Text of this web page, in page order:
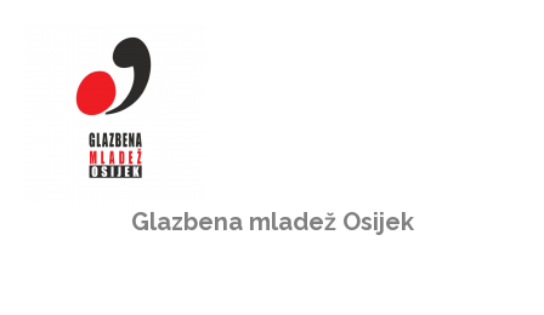
Glazbena mladež Osijek